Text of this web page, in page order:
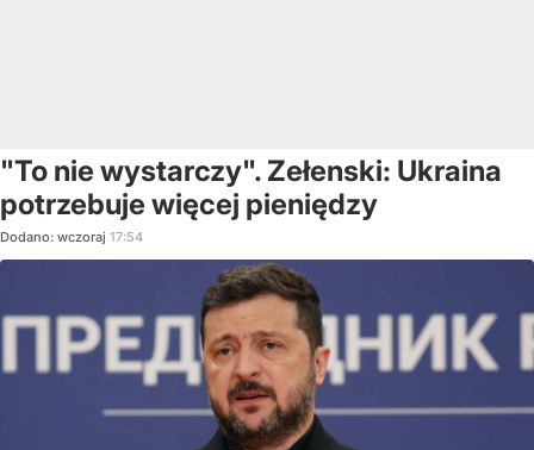
"To nie wystarczy". Zełenski: Ukraina
potrzebuje więcej pieniędzy
Dodano: wczoraj 17:54